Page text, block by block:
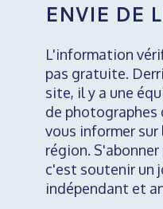
ENVIE DE
L'information
pas gratuite.
site, il y a une
de
vous informer
région.
c'est soutenir un
indépendant et